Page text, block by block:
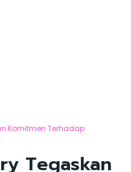
Komitmen Terhadap
Tegaskan